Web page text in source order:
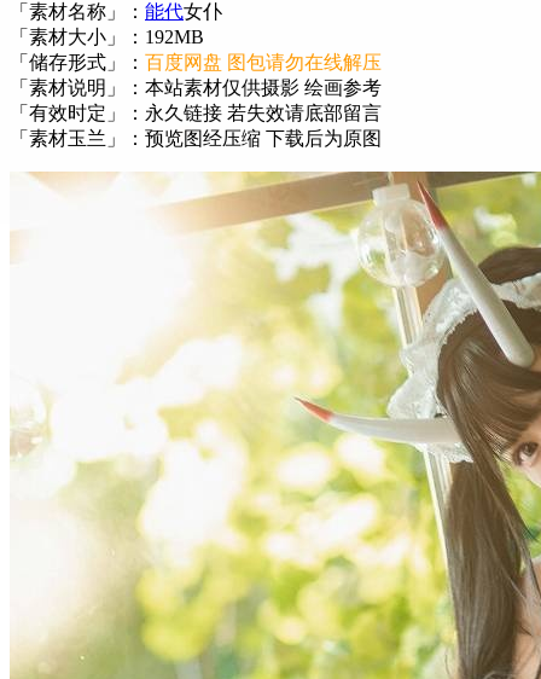
「素材名称」： 能代女仆
「素材大小」：192MB
「储存形式」： 百度网盘 图包请勿在线解压
「素材说明」：本站素材仅供摄影 绘画参考
「有效时定」：永久链接 若失效请底部留言
「素材玉兰」：预览图经压缩 下载后为原图